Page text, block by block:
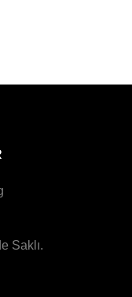
Saklı.